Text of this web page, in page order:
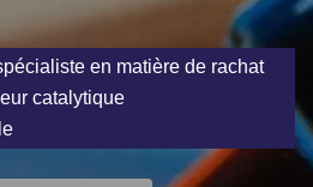
en matière de rachat
catalytique